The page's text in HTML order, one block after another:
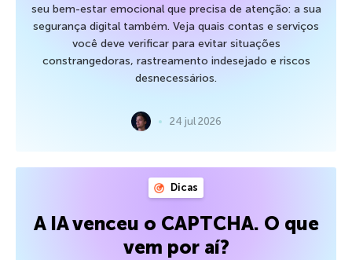
seu bem-estar emocional que precisa de atenção: a sua
segurança digital também. Veja quais contas e serviços
você deve verificar para evitar situações
constrangedoras, rastreamento indesejado e riscos
desnecessários.
24 jul 2026
Dicas
A IA venceu o CAPTCHA. O que
vem por aí?